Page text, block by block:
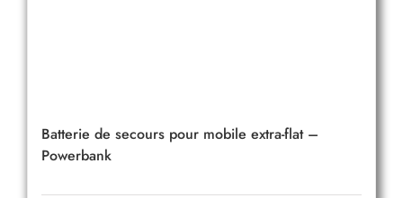
Batterie de secours pour mobile extra-flat –
Powerbank